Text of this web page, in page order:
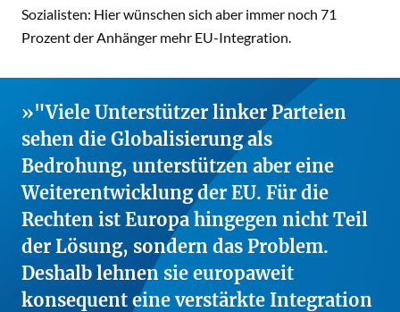
Sozialisten: Hier wünschen sich aber immer noch 71
Prozent der Anhänger mehr EU-Integration.
"Viele Unterstützer linker Parteien
sehen die Globalisierung als
Bedrohung, unterstützen aber eine
Weiterentwicklung der EU. Für die
Rechten ist Europa hingegen nicht Teil
der Lösung, sondern das Problem.
Deshalb lehnen sie europaweit
konsequent eine verstärkte Integration